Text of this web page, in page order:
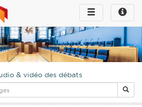
Toggle
infos
Toggle
navigation
& vidéo des débats